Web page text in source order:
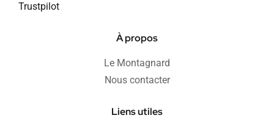
Trustpilot
À propos
Le Montagnard
Nous contacter
Liens utiles